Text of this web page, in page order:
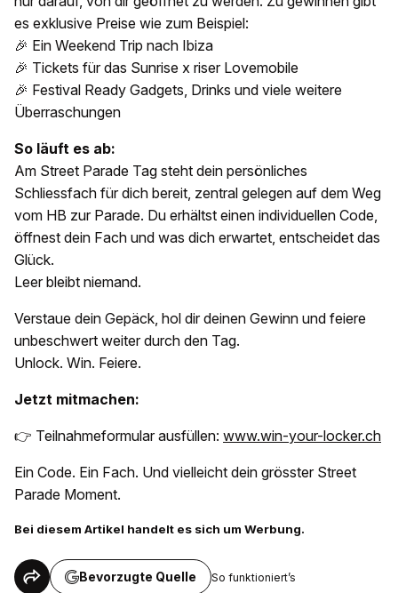
es exklusive Preise wie zum Beispiel:
🎉 Ein Weekend Trip nach Ibiza
🎉 Tickets für das Sunrise x riser Lovemobile
🎉 Festival Ready Gadgets, Drinks und viele weitere
Überraschungen
So läuft es ab:
Am Street Parade Tag steht dein persönliches
Schliessfach für dich bereit, zentral gelegen auf dem Weg
vom HB zur Parade. Du erhältst einen individuellen Code,
öffnest dein Fach und was dich erwartet, entscheidet das
Glück.
Leer bleibt niemand.
Verstaue dein Gepäck, hol dir deinen Gewinn und feiere
unbeschwert weiter durch den Tag.
Unlock. Win. Feiere.
Jetzt mitmachen:
👉 Teilnahmeformular ausfüllen: www.win-your-locker.ch
Ein Code. Ein Fach. Und vielleicht dein grösster Street
Parade Moment.
Bei diesem Artikel handelt es sich um Werbung.
Bevorzugte Quelle So funktioniert’s